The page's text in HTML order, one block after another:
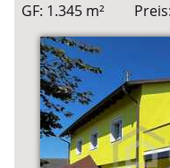
GF: 1.345 m²